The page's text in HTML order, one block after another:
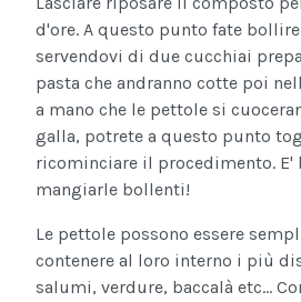
d'ore. A questo punto fate
servendovi di due cucchiai
pasta che andranno cotte poi
a mano che le pettole si
galla, potrete a questo punto
ricominciare il procedimento. E'
mangiarle bollenti!
Le pettole possono essere
contenere al loro interno i più
salumi, verdure, baccalà etc...